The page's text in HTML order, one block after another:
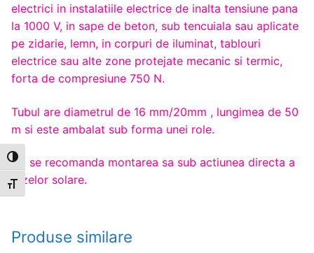
Toggle High Contrast
Toggle Font size
electrici in instalatiile electrice de inalta tensiune pana
la 1000 V, in sape de beton, sub tencuiala sau aplicate
pe zidarie, lemn, in corpuri de iluminat, tablouri
electrice sau alte zone protejate mecanic si termic,
forta de compresiune 750 N.
Tubul are diametrul de 16 mm/20mm , lungimea de 50
m si este ambalat sub forma unei role.
Nu se recomanda montarea sa sub actiunea directa a
razelor solare.
Produse similare